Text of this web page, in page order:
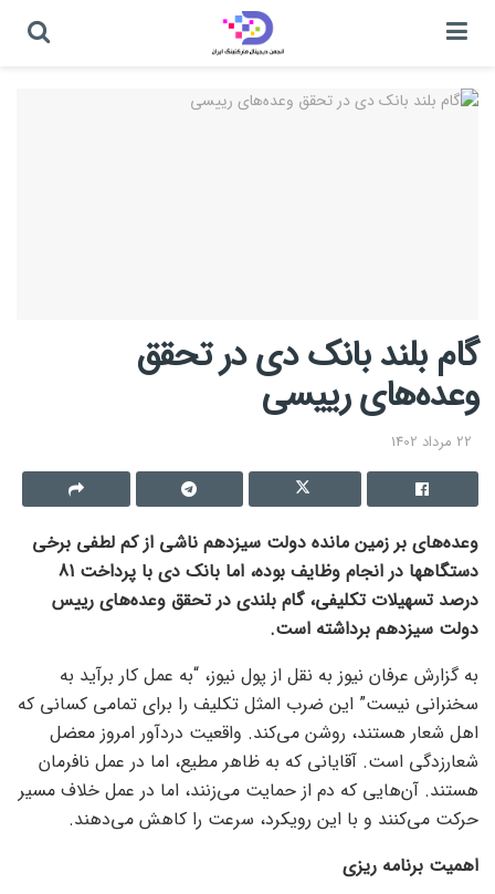
گام بلند بانک دی در تحقق
وعده‌های رییسی
22 مرداد 1402
وعده‌های بر زمین مانده دولت سیزدهم ناشی از کم لطفی برخی
دستگاهها در انجام وظایف بوده، اما بانک دی با پرداخت 81
درصد تسهیلات تکلیفی، گام بلندی در تحقق وعده‌های رییس
دولت سیزدهم برداشته است.
به گزارش عرفان نیوز به نقل از پول نیوز، “به عمل کار برآید به
سخنرانی نیست” این ضرب المثل تکلیف را برای تمامی کسانی که
اهل شعار هستند، روشن می‌کند. واقعیت دردآور امروز معضل
شعارزدگی است. آقایانی که به ظاهر مطیع، اما در عمل نافرمان
هستند. آن‌هایی که دم از حمایت می‌زنند، اما در عمل خلاف مسیر
حرکت می‌کنند و با این رویکرد، سرعت را کاهش می‌دهند.
اهمیت برنامه ریزی